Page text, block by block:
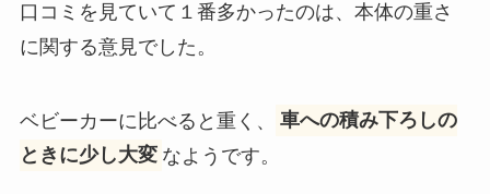
口コミを見ていて１番多かったのは、本体の重さ
に関する意見でした。
ベビーカーに比べると重く、
車への積み下ろしの
ときに少し大変 なようです。